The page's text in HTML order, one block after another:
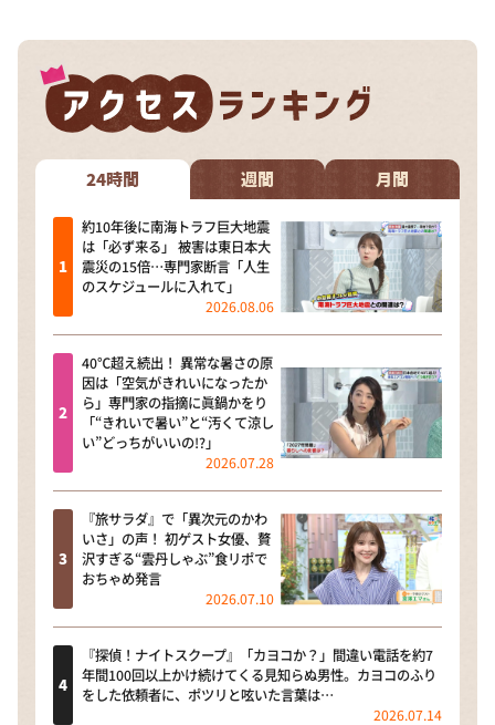
24時間 週間 月間
約10年後に南海トラフ巨大地震
は「必ず来る」 被害は東日本大
震災の15倍…専門家断言「人生
のスケジュールに入れて」
2026.08.06
40℃超え続出！ 異常な暑さの原
因は「空気がきれいになったか
ら」専門家の指摘に眞鍋かをり
「“きれいで暑い”と“汚くて涼し
い”どっちがいいの!?」
2026.07.28
『旅サラダ』で「異次元のかわ
いさ」の声！ 初ゲスト女優、贅
沢すぎる“雲丹しゃぶ”食リポで
おちゃめ発言
2026.07.10
『探偵！ナイトスクープ』「カヨコか？」間違い電話を約7
年間100回以上かけ続けてくる見知らぬ男性。カヨコのふり
をした依頼者に、ポツリと呟いた言葉は…
2026.07.14